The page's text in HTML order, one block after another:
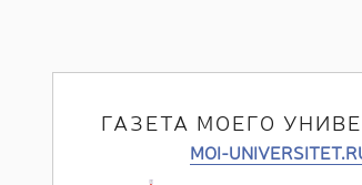
ГАЗЕТА МОЕГО
MOI-